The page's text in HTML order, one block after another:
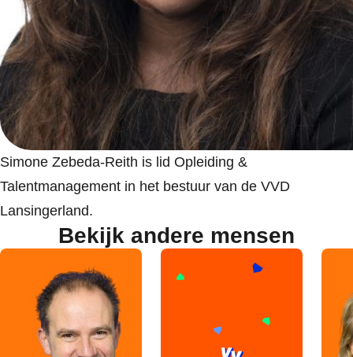
Simone Zebeda-Reith is lid Opleiding &
Talentmanagement in het bestuur van de VVD
Lansingerland.
Bekijk andere mensen